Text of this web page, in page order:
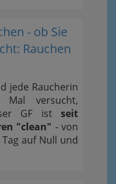
- ob Sie
Rauchen
jede Raucherin
versucht,
GF ist seit
"clean" - von
auf Null und